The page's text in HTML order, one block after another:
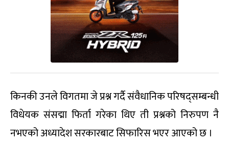
किनकी उनले विगतमा जे प्रश्न गर्दै संवैधानिक परिषद्सम्बन्धी
विधेयक संसद्मा फिर्ता गरेका थिए ती प्रश्नको निरुपण नै
नभएको अध्यादेश सरकारबाट सिफारिस भएर आएको छ ।